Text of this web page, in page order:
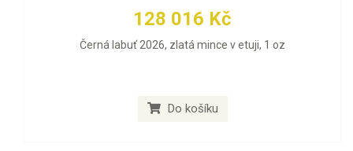
128 016 Kč
Černá labuť 2026, zlatá mince v etuji, 1 oz
Do košíku